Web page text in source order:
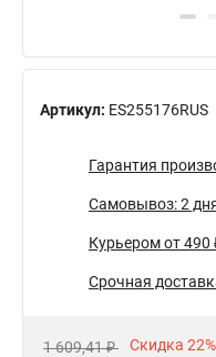
Артикул: ES255176RUS
Гарантия
Самовывоз: 2
Курьером от 490
Срочная
1 609,41 ₽ Скидка 22%